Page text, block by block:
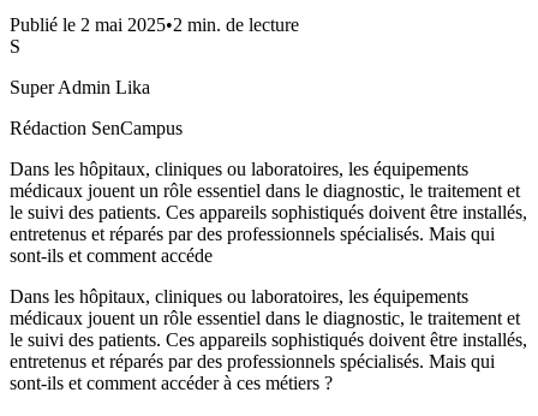
Publié le 2 mai 2025•2 min. de lecture
S
Super Admin Lika
Rédaction SenCampus
Dans les hôpitaux, cliniques ou laboratoires, les équipements
médicaux jouent un rôle essentiel dans le diagnostic, le traitement et
le suivi des patients. Ces appareils sophistiqués doivent être installés,
entretenus et réparés par des professionnels spécialisés. Mais qui
sont-ils et comment accéde
Dans les hôpitaux, cliniques ou laboratoires, les équipements
médicaux jouent un rôle essentiel dans le diagnostic, le traitement et
le suivi des patients. Ces appareils sophistiqués doivent être installés,
entretenus et réparés par des professionnels spécialisés. Mais qui
sont-ils et comment accéder à ces métiers ?